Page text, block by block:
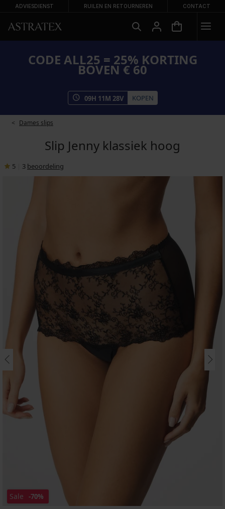
ADVIESDIENST RUILEN EN RETOURNEREN CONTACT
CODE ALL25 = 25% KORTING
BOVEN € 60
09H 11M 28V KOPEN
Dames slips
Slip Jenny klassiek hoog
5 3 beoordeling
Sale -70%